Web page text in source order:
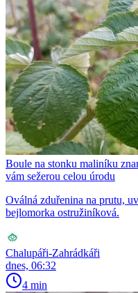
Boule na stonku maliníku
vám sežerou celou úrodu
Oválná zduřenina na prutu,
bejlomorka ostružiníková.
Chalupáři-Zahrádkáři
dnes, 06:32
4 min